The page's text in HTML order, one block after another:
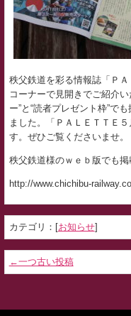
秩父鉄道を彩る情報誌「Ｐ
コーナーで見開きでご紹介
ー”と“読者プレゼント枠”で
ました。「ＰＡＬＥＴＴＥ
す。ぜひご覧くださいませ。
秩父鉄道様のｗｅｂ版でも掲
http://www.chichibu-
カテゴリ：[お知らせ]
←一つ古い投稿